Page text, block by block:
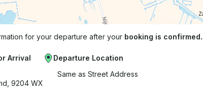
for your departure after your booking is confirmed.
Arrival
9204 WX
Departure Location
Same as Street Address